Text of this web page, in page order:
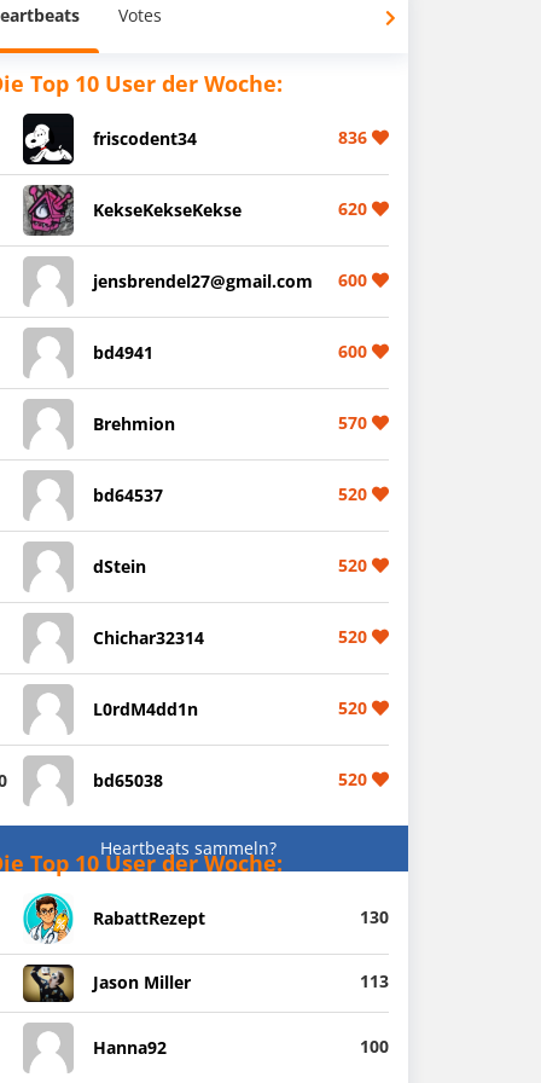
Votes
Top 10 User der Woche:
friscodent34 836
KekseKekseKekse 620
jensbrendel27@gmail.com 600
bd4941 600
Brehmion 570
bd64537 520
dStein 520
Chichar32314 520
L0rdM4dd1n 520
bd65038 520
Heartbeats sammeln?
Top 10 User der Woche:
RabattRezept 130
Jason Miller 113
Hanna92 100